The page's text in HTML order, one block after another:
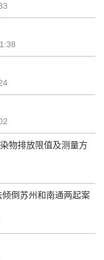
物排放限值及测量方
倒苏州和南通两起案